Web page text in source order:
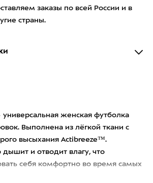
заказы по всей России и в
страны.
универсальная женская футболка
Выполнена из лёгкой ткани с
высыхания Actibreeze™.
и отводит влагу, что
себя комфортно во время самых